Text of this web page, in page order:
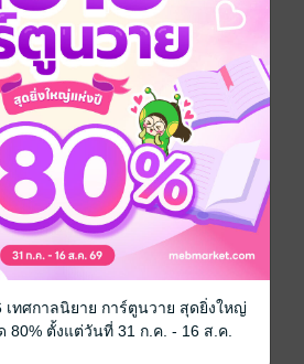
Trillion Game เกมชีวิตพิชิตล้านล้าน
pdf
17 พฤศจิกายน 2565
204 หน้า
135 บาท (ประหยัด 26%)
ะดาษ เชิญทางนี้!
นะจ๊ะ สามารถสั่ง
ดยตรงเลยจ้ะ
เทศกาลนิยาย การ์ตูนวาย สุดยิ่งใหญ่
ตั้งแต่วันที่ 31 ก.ค. - 16 ส.ค.